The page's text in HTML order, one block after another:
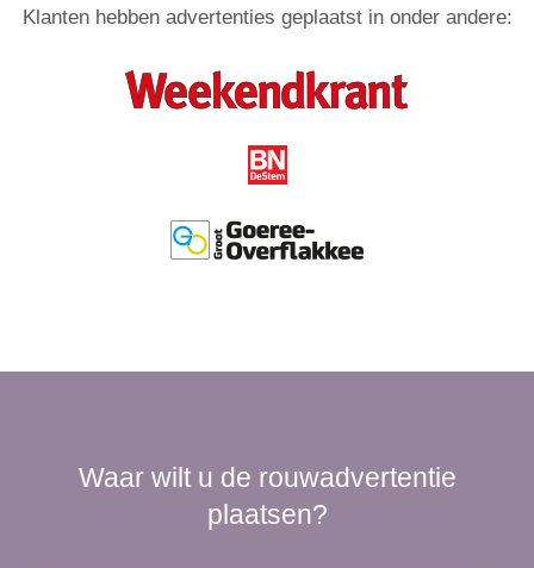
Klanten hebben advertenties geplaatst in onder andere:
Waar wilt u de rouwadvertentie
plaatsen?